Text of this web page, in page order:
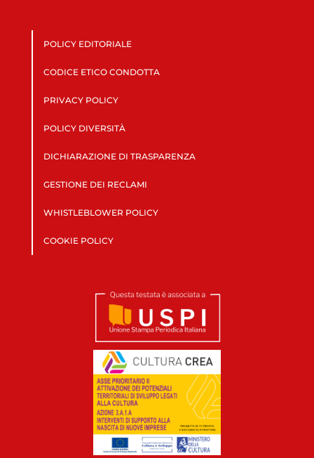
POLICY EDITORIALE
CODICE ETICO CONDOTTA
PRIVACY POLICY
POLICY DIVERSITÀ
DICHIARAZIONE DI TRASPARENZA
GESTIONE DEI RECLAMI
WHISTLEBLOWER POLICY
COOKIE POLICY